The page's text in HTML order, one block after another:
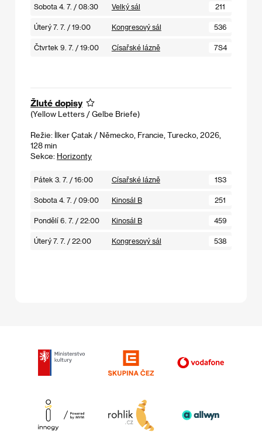
Sobota 4. 7. / 08:30 Velký sál 211
Úterý 7. 7. / 19:00 Kongresový sál 536
Čtvrtek 9. 7. / 19:00 Císařské lázně 7S4
Žluté dopisy
(Yellow Letters / Gelbe Briefe)
Režie: İlker Çatak / Německo, Francie, Turecko, 2026,
128 min
Sekce: Horizonty
Pátek 3. 7. / 16:00 Císařské lázně 1S3
Sobota 4. 7. / 09:00 Kinosál B 251
Pondělí 6. 7. / 22:00 Kinosál B 459
Úterý 7. 7. / 22:00 Kongresový sál 538